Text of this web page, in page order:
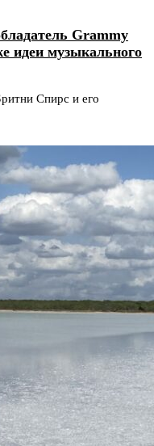
Grammy
идеи музыкального
Спирс и его